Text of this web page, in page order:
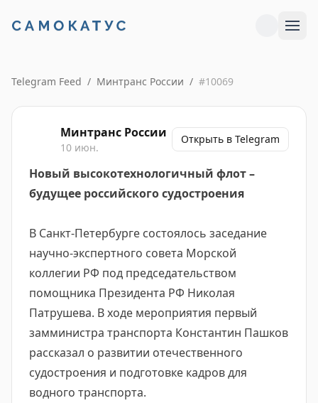
Telegram Feed / Минтранс России / #10069
Минтранс России
10 июн.
Открыть в Telegram
Новый высокотехнологичный флот –
будущее российского судостроения
В Санкт-Петербурге состоялось заседание
научно-экспертного совета Морской
коллегии РФ под председательством
помощника Президента РФ Николая
Патрушева. В ходе мероприятия первый
замминистра транспорта Константин Пашков
рассказал о развитии отечественного
судостроения и подготовке кадров для
водного транспорта.